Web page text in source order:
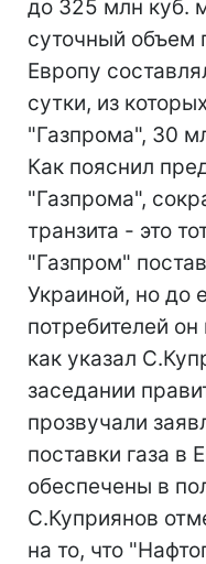
до 325 млн куб.
суточный объем
Европу
сутки, из
"Газпрома", 30
Как пояснил
"Газпрома",
транзита - это
"Газпром"
Украиной, но до
потребителей
как указал
заседании
прозвучали
поставки газа в
обеспечены в
С.Куприянов
на то, что